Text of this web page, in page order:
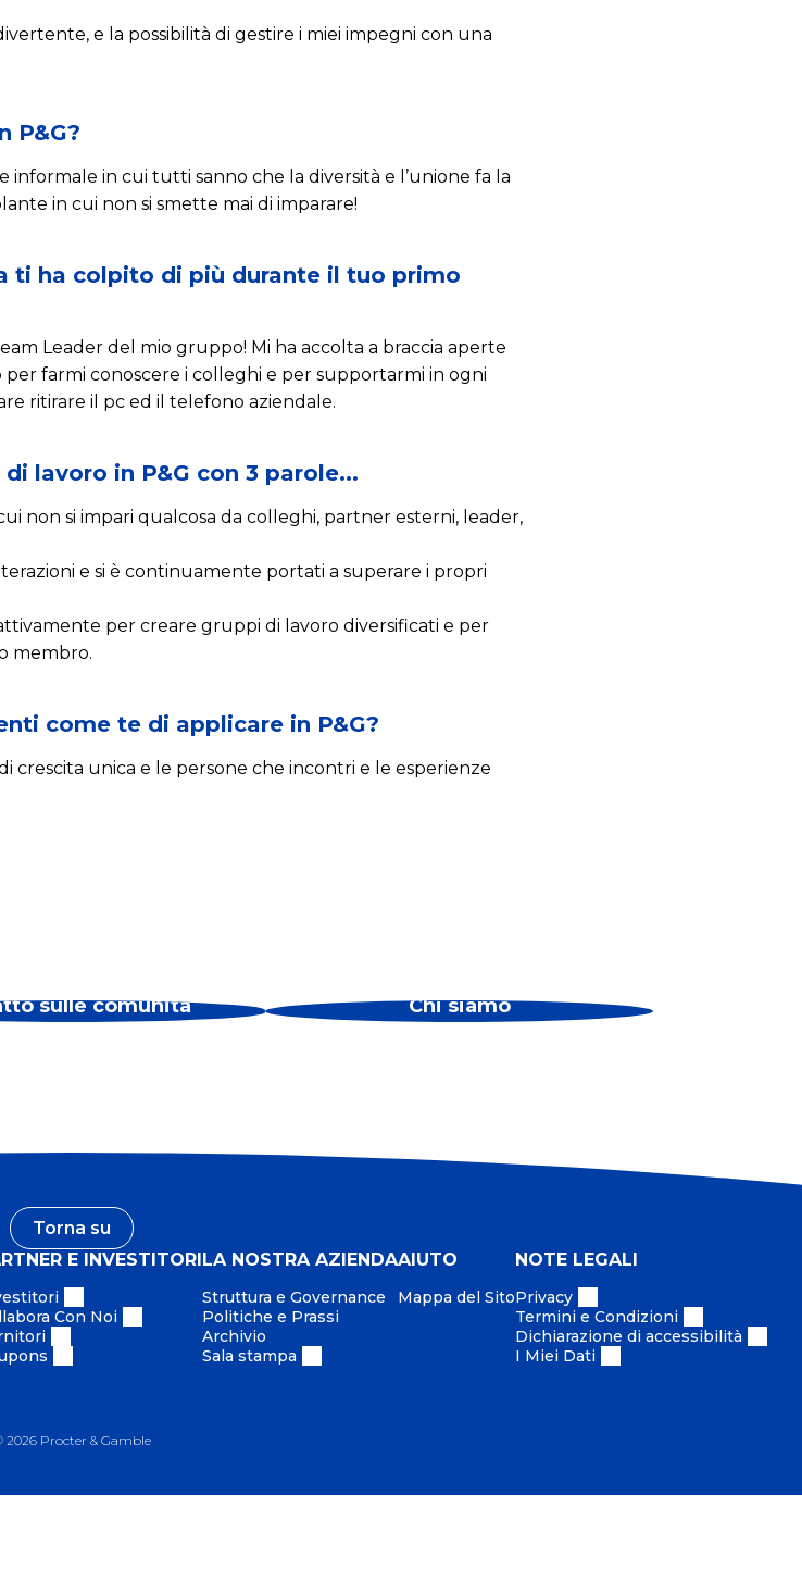
e la possibilità di gestire i miei impegni con una
P&G?
informale in cui tutti sanno che la diversità e l’unione fa la
in cui non si smette mai di imparare!
ti ha colpito di più durante il tuo primo
Leader del mio gruppo! Mi ha accolta a braccia aperte
farmi conoscere i colleghi e per supportarmi in ogni
ritirare il pc ed il telefono aziendale.
lavoro in P&G con 3 parole...
non si impari qualcosa da colleghi, partner esterni, leader,
e si è continuamente portati a superare i propri
per creare gruppi di lavoro diversificati e per
membro.
come te di applicare in P&G?
crescita unica e le persone che incontri e le esperienze
sulle comunità Chi siamo
Torna su
E INVESTITORI
Con Noi
LA NOSTRA AZIENDA
Struttura e Governance
Politiche e Prassi
Archivio
Sala stampa
AIUTO
Mappa del Sito
NOTE LEGALI
Privacy
Termini e Condizioni
Dichiarazione di accessibilità
I Miei Dati
2026Procter & Gamble